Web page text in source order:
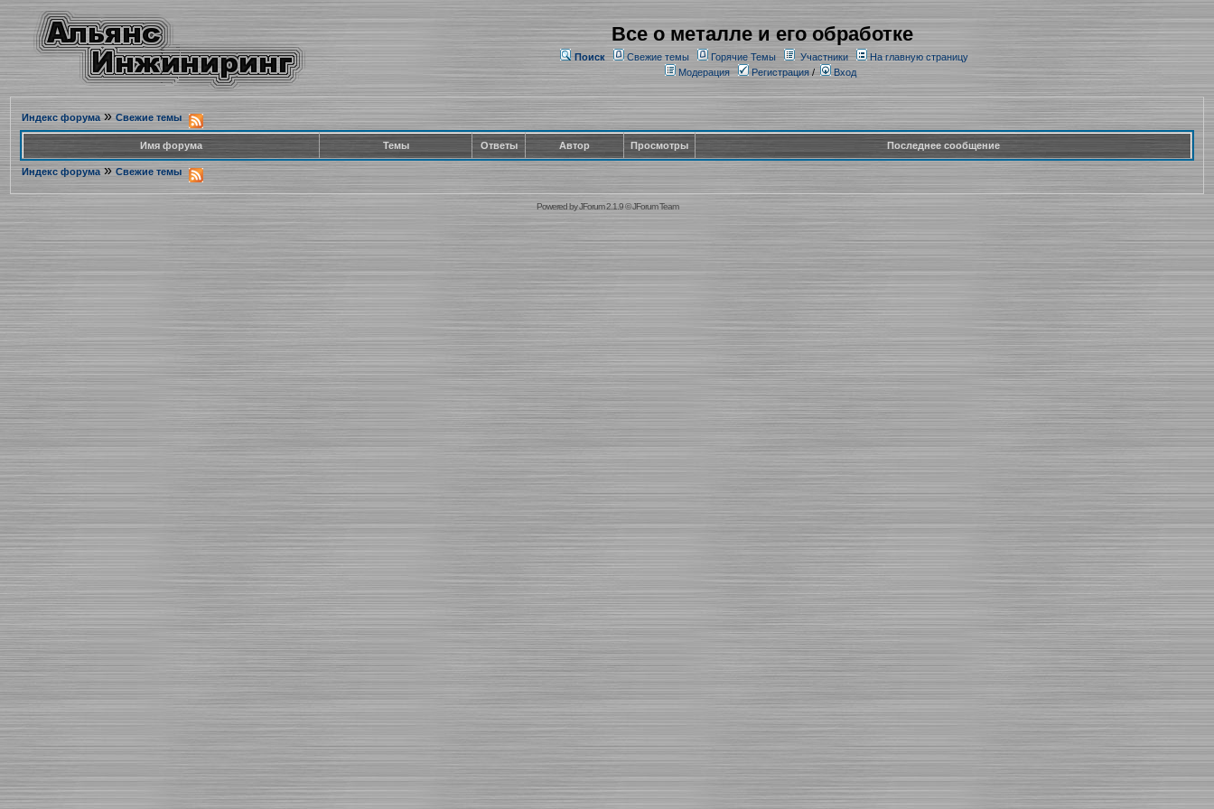
Все о металле и его обработке
Поиск Свежие темы Горячие Темы Участники
На главную страницу
Модерация
Регистрация/ Вход
Индекс форума» Свежие темы
Имя форума Темы Ответы Автор Просмотры Последнее сообщение
Индекс форума » Свежие темы
Powered byJForum 2.1.9©JForum Team